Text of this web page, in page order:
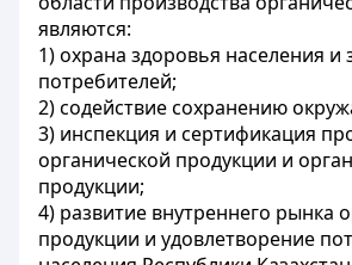
являются:
1) охрана здоровья населения и
потребителей;
2) содействие сохранению
3) инспекция и сертификация
органической продукции и
продукции;
4) развитие внутреннего рынка
продукции и удовлетворение